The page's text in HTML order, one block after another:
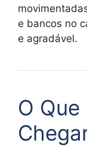
e bancos no
e agradável.
O